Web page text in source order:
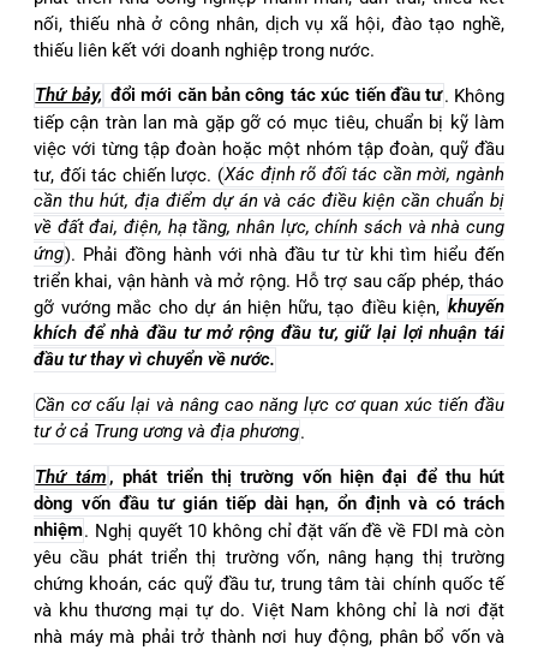
nối, thiếu nhà ở công nhân, dịch vụ xã hội, đào tạo nghề,
thiếu liên kết với doanh nghiệp trong nước.
Thứ bảy, đổi mới căn bản công tác xúc tiến đầu tư. Không
tiếp cận tràn lan mà gặp gỡ có mục tiêu, chuẩn bị kỹ làm
việc với từng tập đoàn hoặc một nhóm tập đoàn, quỹ đầu
tư, đối tác chiến lược. (Xác định rõ đối tác cần mời, ngành
cần thu hút, địa điểm dự án và các điều kiện cần chuẩn bị
về đất đai, điện, hạ tầng, nhân lực, chính sách và nhà cung
ứng). Phải đồng hành với nhà đầu tư từ khi tìm hiểu đến
triển khai, vận hành và mở rộng. Hỗ trợ sau cấp phép, tháo
gỡ vướng mắc cho dự án hiện hữu, tạo điều kiện, khuyến
khích để nhà đầu tư mở rộng đầu tư, giữ lại lợi nhuận tái
đầu tư thay vì chuyển về nước.
Cần cơ cấu lại và nâng cao năng lực cơ quan xúc tiến đầu
tư ở cả Trung ương và địa phương.
Thứ tám, phát triển thị trường vốn hiện đại để thu hút
dòng vốn đầu tư gián tiếp dài hạn, ổn định và có trách
nhiệm. Nghị quyết 10 không chỉ đặt vấn đề về FDI mà còn
yêu cầu phát triển thị trường vốn, nâng hạng thị trường
chứng khoán, các quỹ đầu tư, trung tâm tài chính quốc tế
và khu thương mại tự do. Việt Nam không chỉ là nơi đặt
nhà máy mà phải trở thành nơi huy động, phân bổ vốn và